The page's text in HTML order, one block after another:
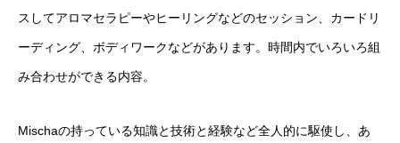
スしてアロマセラピーやヒーリングなどのセッション、カードリ
ーディング、ボディワークなどがあります。時間内でいろいろ組
み合わせができる内容。
Mischaの持っている知識と技術と経験など全人的に駆使し、あ